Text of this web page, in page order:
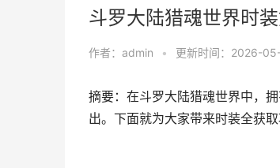
斗罗大陆猎魂世界时
作者： admin • 更新时间：2026-
摘要：在斗罗大陆猎魂世界中，
出。下面就为大家带来时装全获